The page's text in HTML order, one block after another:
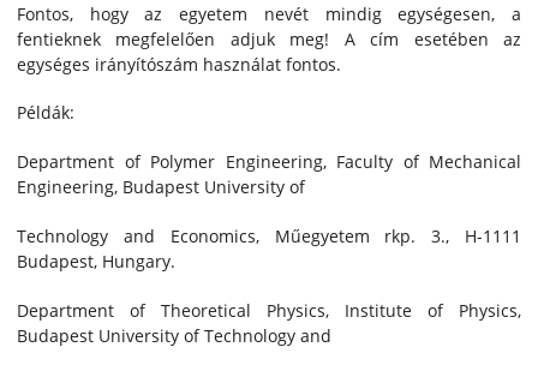
Fontos, hogy az egyetem nevét mindig egységesen, a
fentieknek megfelelően adjuk meg! A cím esetében az
egységes irányítószám használat fontos.
Példák:
Department of Polymer Engineering, Faculty of Mechanical
Engineering, Budapest University of
Technology and Economics, Műegyetem rkp. 3., H-1111
Budapest, Hungary.
Department of Theoretical Physics, Institute of Physics,
Budapest University of Technology and